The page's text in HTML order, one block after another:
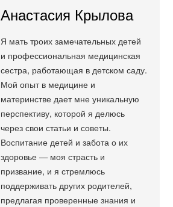
Анастасия Крылова
Я мать троих замечательных детей
и профессиональная медицинская
сестра, работающая в детском саду.
Мой опыт в медицине и
материнстве дает мне уникальную
перспективу, которой я делюсь
через свои статьи и советы.
Воспитание детей и забота о их
здоровье — моя страсть и
призвание, и я стремлюсь
поддерживать других родителей,
предлагая проверенные знания и